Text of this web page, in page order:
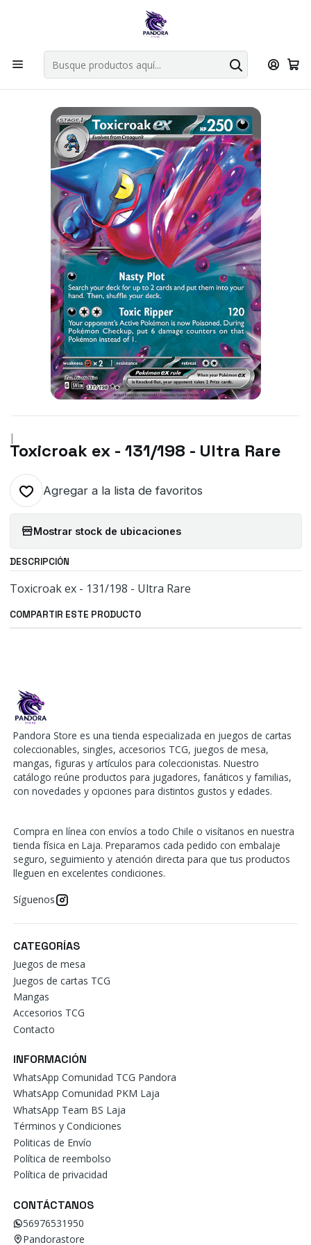
Por compras en cartas singles superiores a 49.990 el envio es
Explorar singles
Inicio Juegos de cartas TCG Pokémon TCG
Singles de Pokémon Toxicroak ex - 131/198 - Ultra Rare
|
Toxicroak ex - 131/198 - Ultra Rare
Agregar a la lista de favoritos
Mostrar stock de ubicaciones
DESCRIPCIÓN
Toxicroak ex - 131/198 - Ultra Rare
COMPARTIR ESTE PRODUCTO
Pandora Store es una tienda especializada en juegos de cartas
coleccionables, singles, accesorios TCG, juegos de mesa,
mangas, figuras y artículos para coleccionistas. Nuestro
catálogo reúne productos para jugadores, fanáticos y familias,
con novedades y opciones para distintos gustos y edades.
Compra en línea con envíos a todo Chile o visítanos en nuestra
tienda física en Laja. Preparamos cada pedido con embalaje
seguro, seguimiento y atención directa para que tus productos
lleguen en excelentes condiciones.
Síguenos
CATEGORÍAS
Juegos de mesa
Juegos de cartas TCG
Mangas
Accesorios TCG
Contacto
INFORMACIÓN
WhatsApp Comunidad TCG Pandora
WhatsApp Comunidad PKM Laja
WhatsApp Team BS Laja
Términos y Condiciones
Politicas de Envío
Política de reembolso
Política de privacidad
CONTÁCTANOS
56976531950
Pandorastore